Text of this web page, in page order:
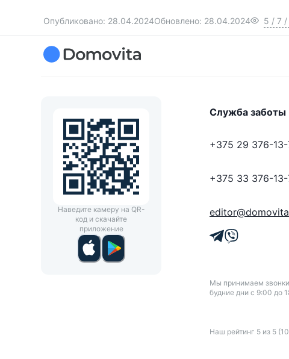
Опубликовано: 28.04.2024Обновлено: 28.04.2024 5 / 7 /
Наведите камеру на QR-
код и скачайте
приложение
Служба заботы
+375 29 376-
+375 33 376-
Мы принимаем
будние дни с 9:00 до
Наш рейтинг 5 из 5 (